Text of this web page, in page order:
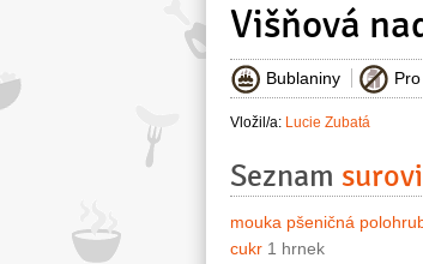
Višňová
Bublaniny
Vložil/a: Lucie Zubatá
Seznam
mouka pšeničná
cukr 1 hrnek